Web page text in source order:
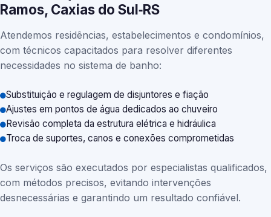
Ramos, Caxias do Sul‑RS
Atendemos residências, estabelecimentos e condomínios,
com técnicos capacitados para resolver diferentes
necessidades no sistema de banho:
Substituição e regulagem de disjuntores e fiação
Ajustes em pontos de água dedicados ao chuveiro
Revisão completa da estrutura elétrica e hidráulica
Troca de suportes, canos e conexões comprometidas
Os serviços são executados por especialistas qualificados,
com métodos precisos, evitando intervenções
desnecessárias e garantindo um resultado confiável.